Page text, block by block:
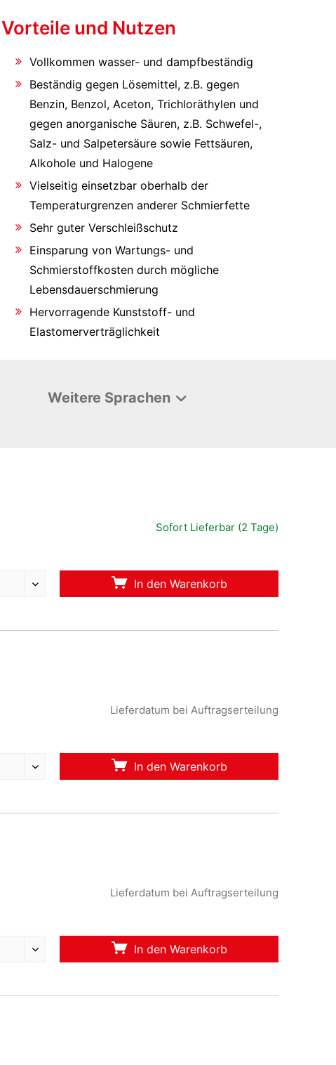
Vorteile und Nutzen
Vollkommen wasser- und dampfbeständig
Beständig gegen Lösemittel, z.B. gegen
Benzin, Benzol, Aceton, Trichloräthylen und
gegen anorganische Säuren, z.B. Schwefel-,
Salz- und Salpetersäure sowie Fettsäuren,
Alkohole und Halogene
Vielseitig einsetzbar oberhalb der
Temperaturgrenzen anderer Schmierfette
Sehr guter Verschleißschutz
Einsparung von Wartungs- und
Schmierstoffkosten durch mögliche
Lebensdauerschmierung
Hervorragende Kunststoff- und
Elastomerverträglichkeit
Weitere Sprachen
Sofort Lieferbar (2 Tage)
In den Warenkorb
Lieferdatum bei Auftragserteilung
In den Warenkorb
Lieferdatum bei Auftragserteilung
In den Warenkorb